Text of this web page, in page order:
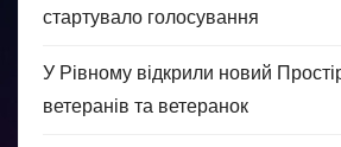
стартувало голосування
У Рівному відкрили новий
ветеранів та ветеранок